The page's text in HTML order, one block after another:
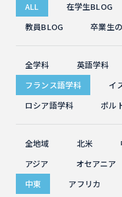
ALL 在学生BLOG
教員BLOG
卒業生
全学科 英語学科
フランス語学科
イ
ロシア語学科
ポル
全地域 北米
アジア
オセアニア
中東
アフリカ